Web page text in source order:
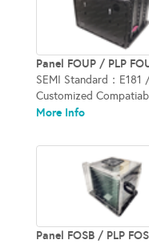
Panel FOUP / PLP
SEMI Standard：
Customized
More Info
Panel FOSB / PLP